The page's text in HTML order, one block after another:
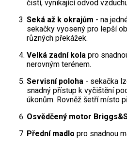
Náhradní díly
Náhradní díly pro motorové pily
Zahradní traktory
Náhradní díly pro křovinořezy
Náhradní díly pro sekačky
čistí, vynikající odvod
Seká až k okrajům - na
sekačky vyosený pro lepší
různých překážek.
Velká zadní kola pro
nerovným terénem.
Servisní poloha - sekačka
snadný přístup k vyčištění
úkonům. Rovněž šetří místo
Osvědčený motor
Přední madlo pro snadnou